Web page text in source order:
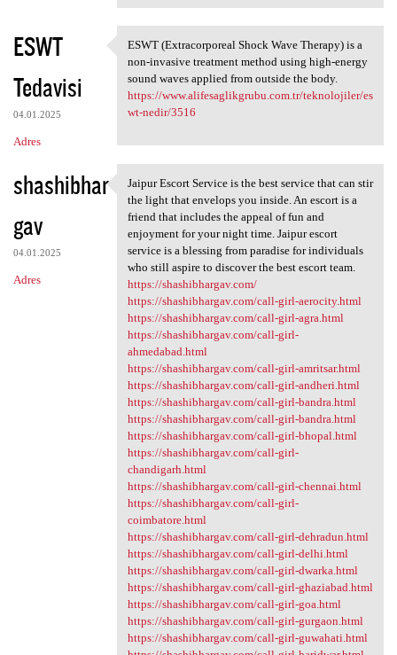
ESWT
Tedavisi
04.01.2025
Adres
ESWT (Extracorporeal Shock
ESWT (Extracorporeal Shock Wave Therapy) is a
non-invasive treatment method using high-energy
sound waves applied from outside the body.
https://www.alifesaglikgrubu.com.tr/teknolojiler/es
wt-nedir/3516
shashibhar
gav
04.01.2025
Adres
Jaipur Escort Service is the
Jaipur Escort Service is the best service that can stir
the light that envelops you inside. An escort is a
friend that includes the appeal of fun and
enjoyment for your night time. Jaipur escort
service is a blessing from paradise for individuals
who still aspire to discover the best escort team.
https://shashibhargav.com/
https://shashibhargav.com/call-girl-aerocity.html
https://shashibhargav.com/call-girl-agra.html
https://shashibhargav.com/call-girl-
ahmedabad.html
https://shashibhargav.com/call-girl-amritsar.html
https://shashibhargav.com/call-girl-andheri.html
https://shashibhargav.com/call-girl-bandra.html
https://shashibhargav.com/call-girl-bandra.html
https://shashibhargav.com/call-girl-bhopal.html
https://shashibhargav.com/call-girl-
chandigarh.html
https://shashibhargav.com/call-girl-chennai.html
https://shashibhargav.com/call-girl-
coimbatore.html
https://shashibhargav.com/call-girl-dehradun.html
https://shashibhargav.com/call-girl-delhi.html
https://shashibhargav.com/call-girl-dwarka.html
https://shashibhargav.com/call-girl-ghaziabad.html
https://shashibhargav.com/call-girl-goa.html
https://shashibhargav.com/call-girl-gurgaon.html
https://shashibhargav.com/call-girl-guwahati.html